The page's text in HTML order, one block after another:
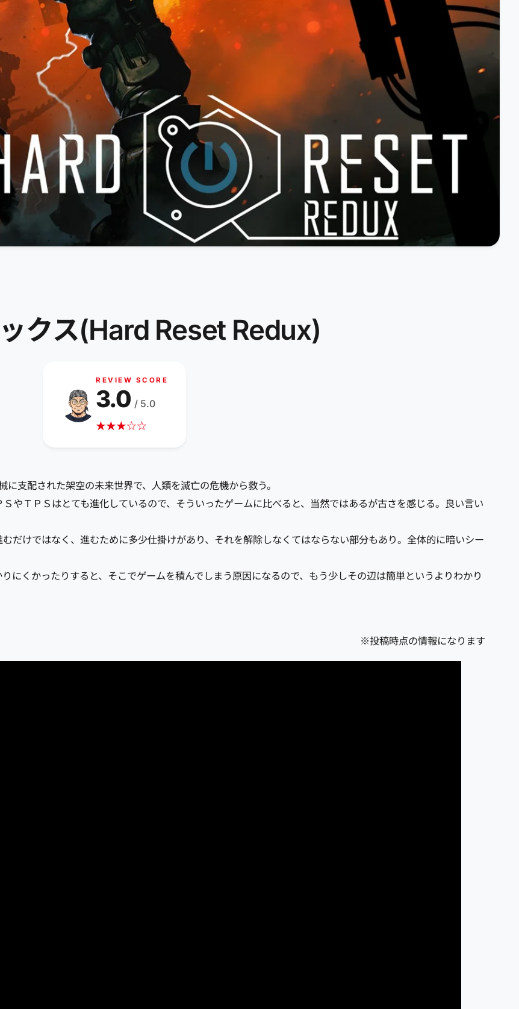
クス(Hard Reset Redux)
REVIEW SCORE
★★★☆☆
3.0 / 5.0
支配された架空の未来世界で、人類を滅亡の危機から救う。
やＴＰＳはとても進化しているので、そういったゲームに比べると、当然ではあるが古さを感じる。良い言い
だけではなく、進むために多少仕掛けがあり、それを解除しなくてはならない部分もあり。全体的に暗いシー
にくかったりすると、そこでゲームを積んでしまう原因になるので、もう少しその辺は簡単というよりわかり
※投稿時点の情報になります